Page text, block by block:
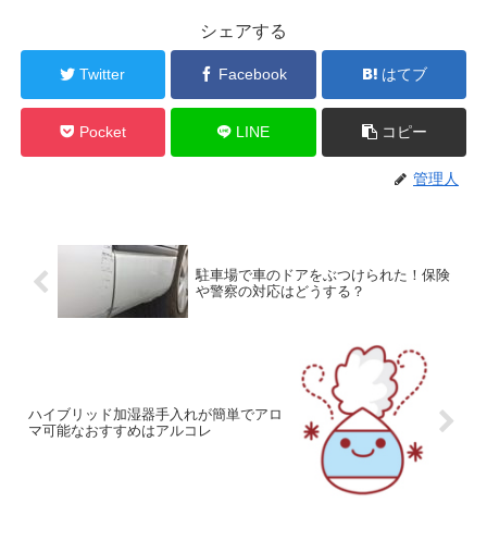
シェアする
Twitter Facebook はてブ
Pocket LINE コピー
管理人
駐車場で車のドアをぶつけられた！保険
や警察の対応はどうする？
ハイブリッド加湿器手入れが簡単でアロ
マ可能なおすすめはアルコレ